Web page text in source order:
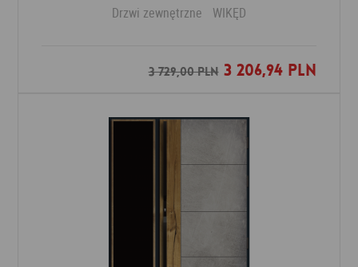
Drzwi zewnętrzne WIKĘD
3 729,00 PLN3 206,94 PLN
Dodaj do ulubionych